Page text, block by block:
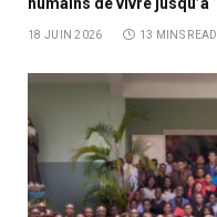
18 JUIN 2026 13 MINS READ